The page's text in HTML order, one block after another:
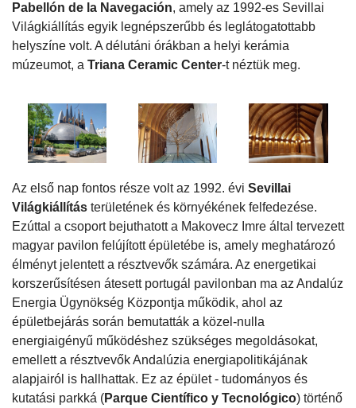
Pabellón de la Navegación, amely az 1992-es Sevillai
Világkiállítás egyik legnépszerűbb és leglátogatottabb
helyszíne volt. A délutáni órákban a helyi kerámia
múzeumot, a Triana Ceramic Center-t néztük meg.
Az első nap fontos része volt az 1992. évi Sevillai
Világkiállítás területének és környékének felfedezése.
Ezúttal a csoport bejuthatott a Makovecz Imre által tervezett
magyar pavilon felújított épületébe is, amely meghatározó
élményt jelentett a résztvevők számára. Az energetikai
korszerűsítésen átesett portugál pavilonban ma az Andalúz
Energia Ügynökség Központja működik, ahol az
épületbejárás során bemutatták a közel-nulla
energiaigényű működéshez szükséges megoldásokat,
emellett a résztvevők Andalúzia energiapolitikájának
alapjairól is hallhattak. Ez az épület - tudományos és
kutatási parkká (Parque Científico y Tecnológico) történő